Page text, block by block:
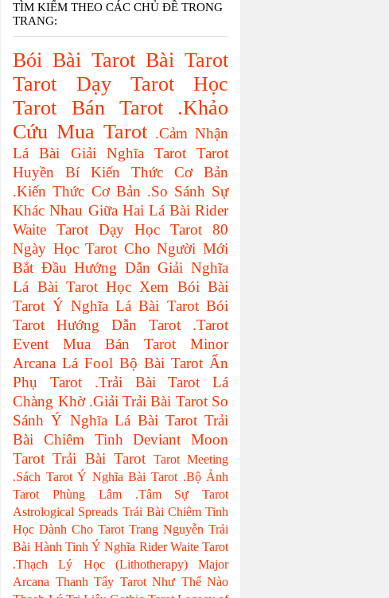
TÌM KIẾM THEO CÁC CHỦ ĐỀ TRONG
TRANG:
Bói Bài Tarot Bài Tarot
Tarot
Dạy Tarot
Học
Tarot
Bán Tarot
.Khảo
Cứu Mua Tarot .Cảm Nhận
Lá Bài
Giải Nghĩa Tarot
Tarot
Huyền Bí
Kiến Thức Cơ Bản
.Kiến Thức Cơ Bản .So Sánh Sự
Khác Nhau Giữa Hai Lá Bài Rider
Waite Tarot
Dạy Học Tarot
80
Ngày Học Tarot Cho Người Mới
Bắt Đầu Hướng Dẫn Giải Nghĩa
Lá Bài Tarot Học Xem Bói Bài
Tarot Ý Nghĩa Lá Bài Tarot Bói
Tarot
Hướng Dẫn Tarot
.Tarot
Event
Mua Bán Tarot
Minor
Arcana Lá Fool Bộ Bài Tarot Ẩn
Phụ Tarot
.Trải Bài Tarot
Lá
Chàng Khờ .Giải Trải Bài Tarot So
Sánh Ý Nghĩa Lá Bài Tarot Trải
Bài Chiêm Tinh
Deviant Moon
Tarot Trải Bài Tarot
Tarot Meeting
.Sách Tarot Ý Nghĩa Bài Tarot .Bộ Ảnh
Tarot
Phùng Lâm
.Tâm Sự Tarot
Astrological Spreads Trải Bài Chiêm Tinh
Học Dành Cho Tarot Trang Nguyễn Trải
Bài Hành Tinh Ý Nghĩa Rider Waite Tarot
.Thạch Lý Học (Lithotherapy)
Major
Arcana Thanh Tẩy Tarot Như Thế Nào